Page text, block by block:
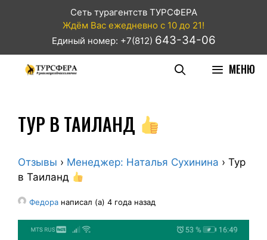
Сеть турагентств ТУРСФЕРА
Ждём Вас ежедневно с 10 до 21!
Единый номер: +7(812) 643-34-06
МЕНЮ
ТУР В ТАИЛАНД
Отзывы › Менеджер: Наталья Сухинина › Тур
в Таиланд
Федора написал (а) 4 года назад